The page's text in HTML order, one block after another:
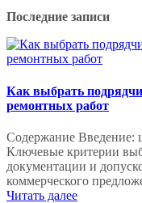
Последние записи
Как выбрать
ремонтных работ
Содержание Введение:
Ключевые критерии
документации и
коммерческого
Читать далее